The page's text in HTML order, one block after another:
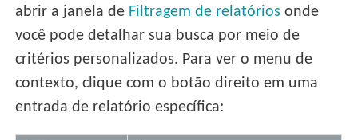
abrir a janela de Filtragem de relatórios onde
você pode detalhar sua busca por meio de
critérios personalizados. Para ver o menu de
contexto, clique com o botão direito em uma
entrada de relatório específica: